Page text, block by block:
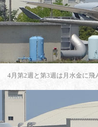
4月第2週と第3週は月水金に